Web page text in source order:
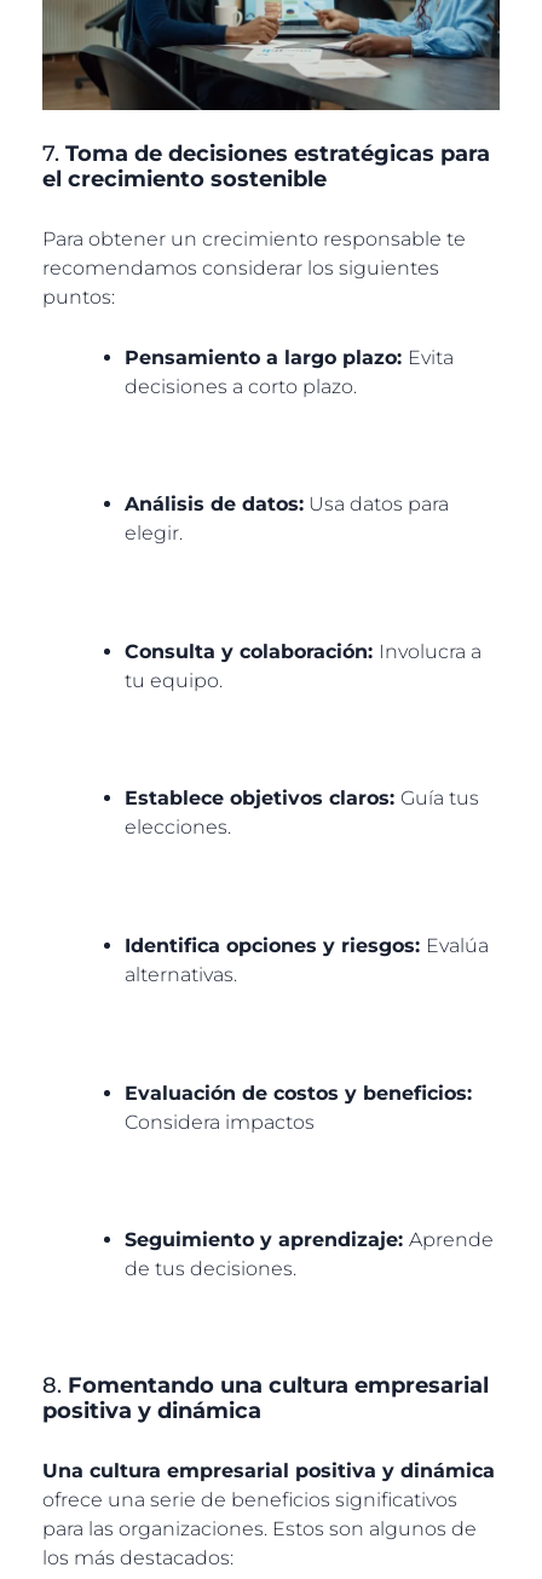
7. Toma de decisiones estratégicas para
el crecimiento sostenible
Para obtener un crecimiento responsable te
recomendamos considerar los siguientes
puntos:
Pensamiento a largo plazo: Evita
decisiones a corto plazo.
Análisis de datos: Usa datos para
elegir.
Consulta y colaboración: Involucra a
tu equipo.
Establece objetivos claros: Guía tus
elecciones.
Identifica opciones y riesgos: Evalúa
alternativas.
Evaluación de costos y beneficios:
Considera impactos
Seguimiento y aprendizaje: Aprende
de tus decisiones.
8. Fomentando una cultura empresarial
positiva y dinámica
Una cultura empresarial positiva y dinámica
ofrece una serie de beneficios significativos
para las organizaciones. Estos son algunos de
los más destacados: